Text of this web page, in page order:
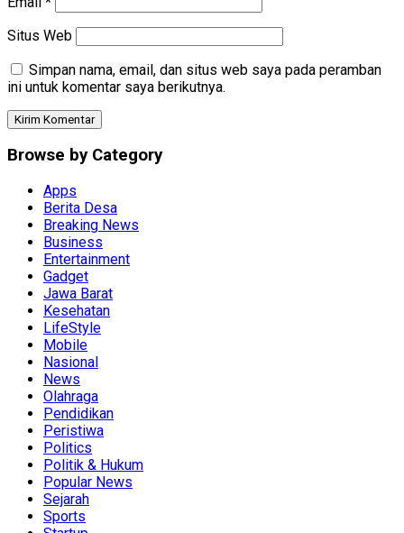
Situs Web
Simpan nama, email, dan situs web saya pada peramban
ini untuk komentar saya berikutnya.
Browse by Category
Apps
Berita Desa
Breaking News
Business
Entertainment
Gadget
Jawa Barat
Kesehatan
LifeStyle
Mobile
Nasional
News
Olahraga
Pendidikan
Peristiwa
Politics
Politik & Hukum
Popular News
Sejarah
Sports